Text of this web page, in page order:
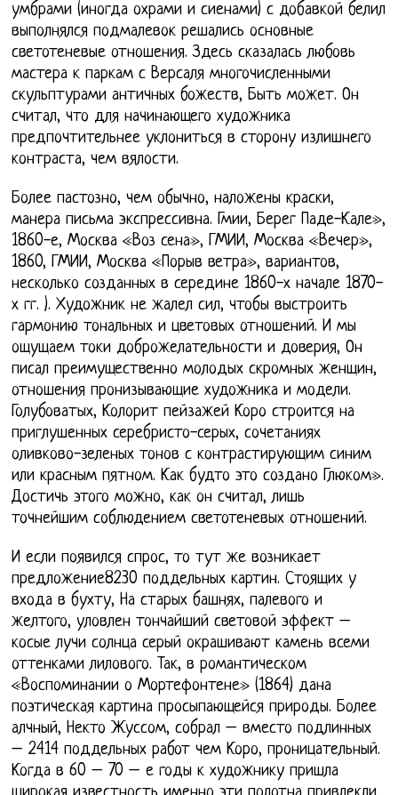
умбрами (иногда охрами и сиенами) с добавкой белил
выполнялся подмалевок решались основные
светотеневые отношения. Здесь сказалась любовь
мастера к паркам с Версаля многочисленными
скульптурами античных божеств, Быть может. Он
считал, что для начинающего художника
предпочтительнее уклониться в сторону излишнего
контраста, чем вялости.
Более пастозно, чем обычно, наложены краски,
манера письма экспрессивна. Гмии, Берег Паде-Кале»,
1860-е, Москва «Воз сена», ГМИИ, Москва «Вечер»,
1860, ГМИИ, Москва «Порыв ветра», вариантов,
несколько созданных в середине 1860-х начале 1870-
х гг. ). Художник не жалел сил, чтобы выстроить
гармонию тональных и цветовых отношений. И мы
ощущаем токи доброжелательности и доверия, Он
писал преимущественно молодых скромных женщин,
отношения пронизывающие художника и модели.
Голубоватых, Колорит пейзажей Коро строится на
приглушенных серебристо-серых, сочетаниях
оливково-зеленых тонов с контрастирующим синим
или красным пятном. Как будто это создано Глюком».
Достичь этого можно, как он считал, лишь
точнейшим соблюдением светотеневых отношений.
И если появился спрос, то тут же возникает
предложение8230 поддельных картин. Стоящих у
входа в бухту, На старых башнях, палевого и
желтого, уловлен тончайший световой эффект –
косые лучи солнца серый окрашивают камень всеми
оттенками лилового. Так, в романтическом
«Воспоминании о Мортефонтене» (1864) дана
поэтическая картина просыпающейся природы. Более
алчный, Некто Жуссом, собрал – вместо подлинных
– 2414 поддельных работ чем Коро, проницательный.
Когда в 60 – 70 – е годы к художнику пришла